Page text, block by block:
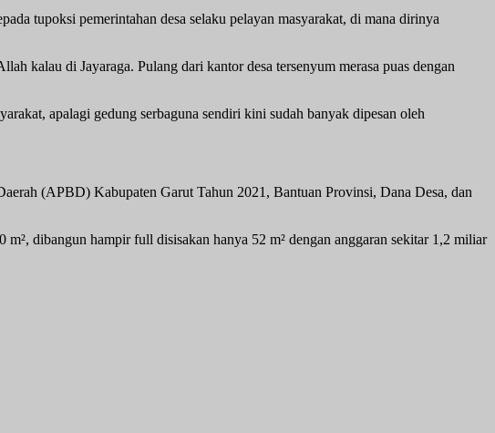
tupoksi pemerintahan desa selaku pelayan masyarakat, di mana dirinya
kalau di Jayaraga. Pulang dari kantor desa tersenyum merasa puas dengan
apalagi gedung serbaguna sendiri kini sudah banyak dipesan oleh
(APBD) Kabupaten Garut Tahun 2021, Bantuan Provinsi, Dana Desa, dan
dibangun hampir full disisakan hanya 52 m² dengan anggaran sekitar 1,2 miliar